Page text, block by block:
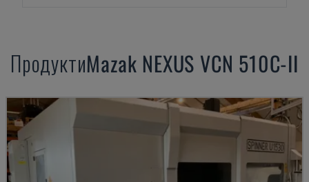
ПродуктиMazak NEXUS VCN 510C-II